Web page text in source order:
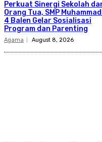
Perkuat Sinergi Sekolah
Orang Tua, SMP
4 Balen Gelar Sosialisasi
Program dan Parenting
Agama August 8, 2026